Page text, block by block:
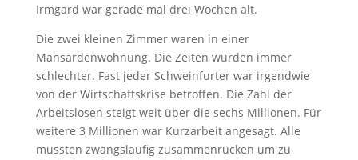
Irmgard war gerade mal drei Wochen alt.
Die zwei kleinen Zimmer waren in einer
Mansardenwohnung. Die Zeiten wurden immer
schlechter. Fast jeder Schweinfurter war irgendwie
von der Wirtschaftskrise betroffen. Die Zahl der
Arbeitslosen steigt weit über die sechs Millionen. Für
weitere 3 Millionen war Kurzarbeit angesagt. Alle
mussten zwangsläufig zusammenrücken um zu